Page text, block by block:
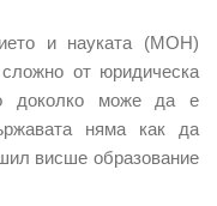
и науката (МОН)
от юридическа
доколко може да е
няма как да
висше образование